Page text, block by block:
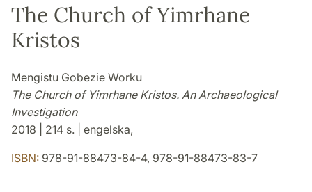
The Church of Yimrhane
Kristos
Mengistu Gobezie Worku
The Church of Yimrhane Kristos. An Archaeological
Investigation
2018 | 214 s. | engelska,
ISBN: 978-91-88473-84-4, 978-91-88473-83-7